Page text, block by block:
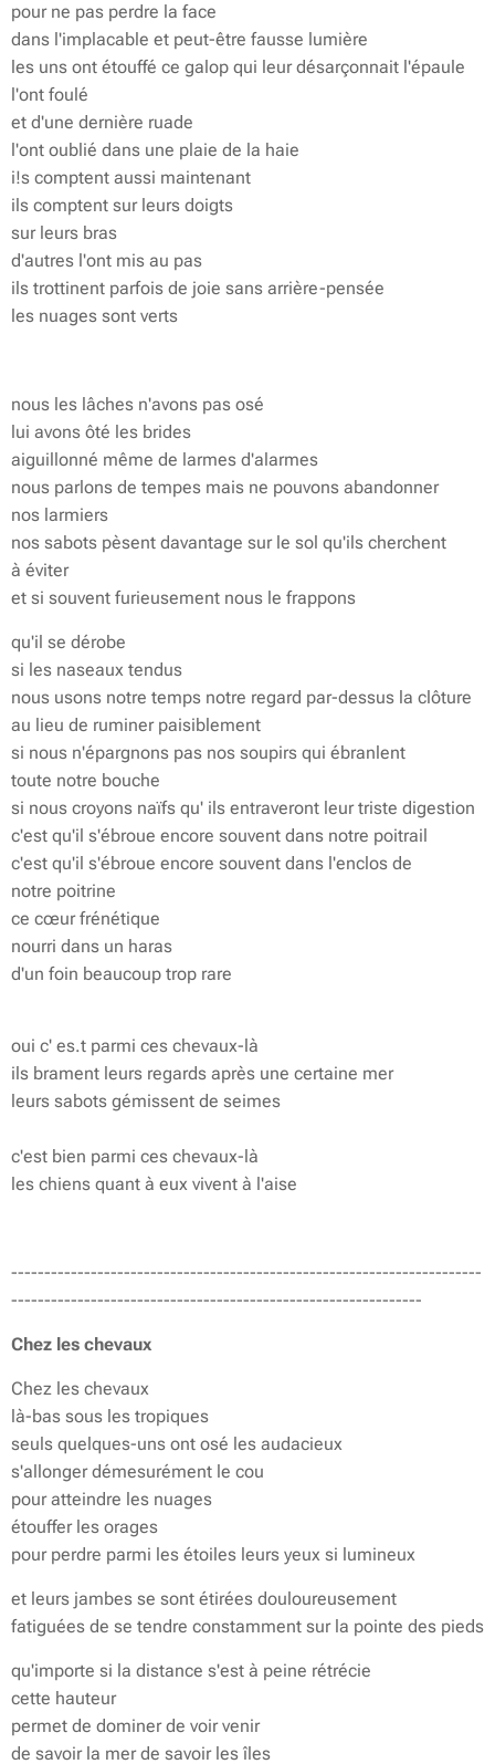
pour ne pas perdre la face
dans l'implacable et peut-être fausse lumière
les uns ont étouffé ce galop qui leur désarçonnait l'épaule
l'ont foulé
et d'une dernière ruade
l'ont oublié dans une plaie de la haie
i!s comptent aussi maintenant
ils comptent sur leurs doigts
sur leurs bras
d'autres l'ont mis au pas
ils trottinent parfois de joie sans arrière-pensée
les nuages sont verts
nous les lâches n'avons pas osé
lui avons ôté les brides
aiguillonné même de larmes d'alarmes
nous parlons de tempes mais ne pouvons abandonner
nos larmiers
nos sabots pèsent davantage sur le sol qu'ils cherchent
à éviter
et si souvent furieusement nous le frappons
qu'il se dérobe
si les naseaux tendus
nous usons notre temps notre regard par-dessus la clôture
au lieu de ruminer paisiblement
si nous n'épargnons pas nos soupirs qui ébranlent
toute notre bouche
si nous croyons naïfs qu' ils entraveront leur triste digestion
c'est qu'il s'ébroue encore souvent dans notre poitrail
c'est qu'il s'ébroue encore souvent dans l'enclos de
notre poitrine
ce cœur frénétique
nourri dans un haras
d'un foin beaucoup trop rare
oui c' es.t parmi ces chevaux-là
ils brament leurs regards après une certaine mer
leurs sabots gémissent de seimes
c'est bien parmi ces chevaux-là
les chiens quant à eux vivent à l'aise
-----------------------------------------------------------------------
--------------------------------------------------------------
Chez les chevaux
Chez les chevaux
là-bas sous les tropiques
seuls quelques-uns ont osé les audacieux
s'allonger démesurément le cou
pour atteindre les nuages
étouffer les orages
pour perdre parmi les étoiles leurs yeux si lumineux
et leurs jambes se sont étirées douloureusement
fatiguées de se tendre constamment sur la pointe des pieds
qu'importe si la distance s'est à peine rétrécie
cette hauteur
permet de dominer de voir venir
de savoir la mer de savoir les îles